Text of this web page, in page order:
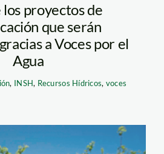
los proyectos de
que serán
a Voces por el
Agua
, INSH, Recursos Hídricos, voces